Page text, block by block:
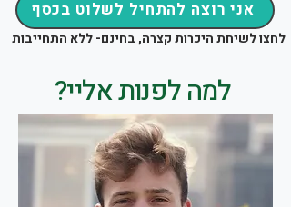
אני רוצה להתחיל לשלוט בכסף
לחצו לשיחת היכרות קצרה, בחינם- ללא התחייבות
למה לפנות אליי?